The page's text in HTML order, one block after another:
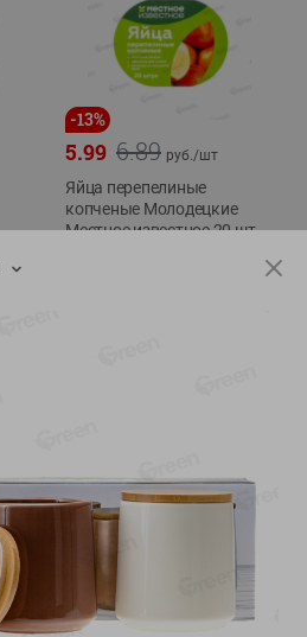
-13%
6.89
5.99 руб./шт
Яйца перепелиные
копченые Молодецкие
Местное известное 20 шт